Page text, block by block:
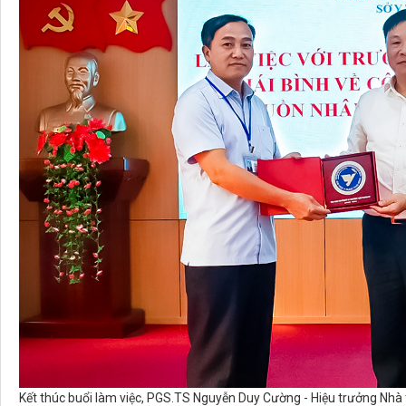
Kết thúc buổi làm việc, PGS.TS Nguyễn Duy Cường - Hiệu trưởng